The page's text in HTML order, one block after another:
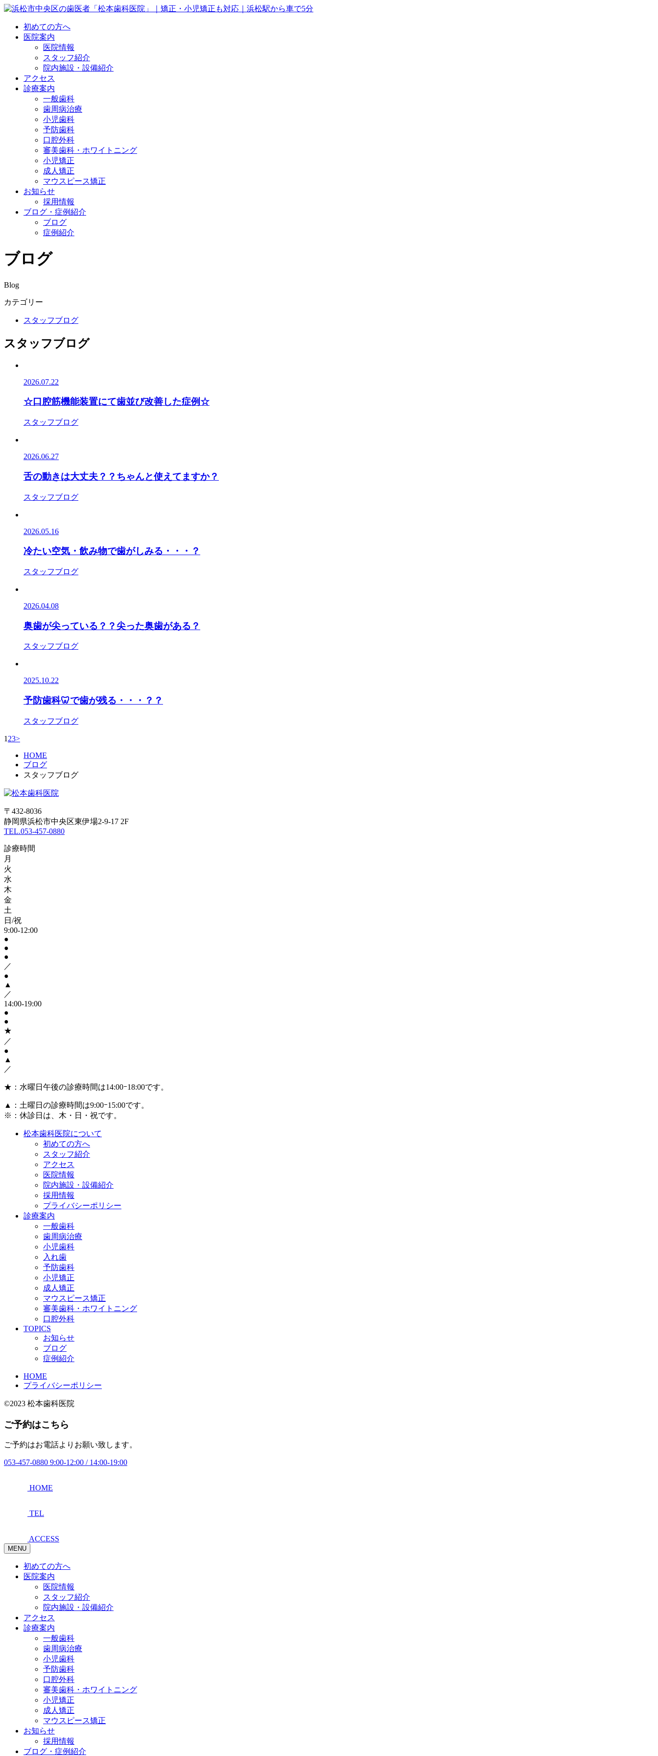
初めての方へ
医院案内
医院情報
スタッフ紹介
院内施設・設備紹介
アクセス
診療案内
一般歯科
歯周病治療
小児歯科
予防歯科
口腔外科
審美歯科・ホワイトニング
小児矯正
成人矯正
マウスピース矯正
お知らせ
採用情報
ブログ・症例紹介
ブログ
症例紹介
ブログ
Blog
カテゴリー
スタッフブログ
スタッフブログ
2026.07.22
☆口腔筋機能装置にて歯並び改善した症例☆
スタッフブログ
2026.06.27
舌の動きは大丈夫？？ちゃんと使えてますか？
スタッフブログ
2026.05.16
冷たい空気・飲み物で歯がしみる・・・？
スタッフブログ
2026.04.08
奥歯が尖っている？？尖った奥歯がある？
スタッフブログ
2025.10.22
予防歯科🦷で歯が残る・・・？？
スタッフブログ
1 23>
HOME
ブログ
スタッフブログ
〒432-8036
静岡県浜松市中央区東伊場2-9-17 2F
TEL.053-457-0880
診療時間
月
火
水
木
金
土
日/祝
9:00-12:00
●
●
●
／
●
▲
／
14:00-19:00
●
●
★
／
●
▲
／
★ ：水曜日午後の診療時間は14:00ｰ18:00です。
▲
：土曜日の診療時間は9:00ｰ15:00です。
※：休診日は、木・日・祝です。
松本歯科医院について
初めての方へ
スタッフ紹介
アクセス
医院情報
院内施設・設備紹介
採用情報
プライバシーポリシー
診療案内
一般歯科
歯周病治療
小児歯科
入れ歯
予防歯科
小児矯正
成人矯正
マウスピース矯正
審美歯科・ホワイトニング
口腔外科
TOPICS
お知らせ
ブログ
症例紹介
HOME
プライバシーポリシー
©2023 松本歯科医院
ご予約はこちら
ご予約はお電話よりお願い致します。
053-457-0880 9:00-12:00 / 14:00-19:00
HOME
TEL
ACCESS
MENU
初めての方へ
医院案内
医院情報
スタッフ紹介
院内施設・設備紹介
アクセス
診療案内
一般歯科
歯周病治療
小児歯科
予防歯科
口腔外科
審美歯科・ホワイトニング
小児矯正
成人矯正
マウスピース矯正
お知らせ
採用情報
ブログ・症例紹介